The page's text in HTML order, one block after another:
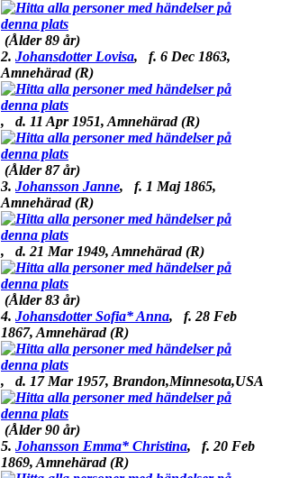
(Ålder 89 år)
2. Johansdotter Lovisa, f. 6 Dec 1863,
Amnehärad (R)
, d. 11 Apr 1951, Amnehärad (R)
(Ålder 87 år)
3. Johansson Janne, f. 1 Maj 1865,
Amnehärad (R)
, d. 21 Mar 1949, Amnehärad (R)
(Ålder 83 år)
4. Johansdotter Sofia* Anna, f. 28 Feb
1867, Amnehärad (R)
, d. 17 Mar 1957, Brandon,Minnesota,USA
(Ålder 90 år)
5. Johansson Emma* Christina, f. 20 Feb
1869, Amnehärad (R)